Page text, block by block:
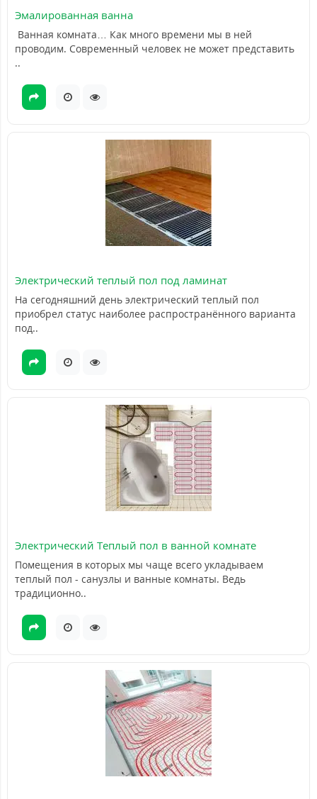
Эмалированная ванна
Ванная комната… Как много времени мы в ней
проводим. Современный человек не может представить
..
Электрический теплый пол под ламинат
На сегодняшний день электрический теплый пол
приобрел статус наиболее распространённого варианта
под..
Электрический Теплый пол в ванной комнате
Помещения в которых мы чаще всего укладываем
теплый пол - санузлы и ванные комнаты. Ведь
традиционно..